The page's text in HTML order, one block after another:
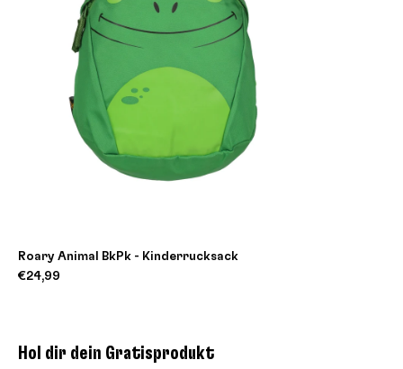
Roary Animal BkPk - Kinderrucksack
€24,99
Hol dir dein Gratisprodukt